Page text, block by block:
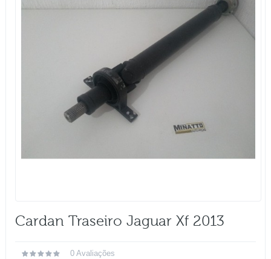
Cardan Traseiro Jaguar Xf 2013
0 Avaliações